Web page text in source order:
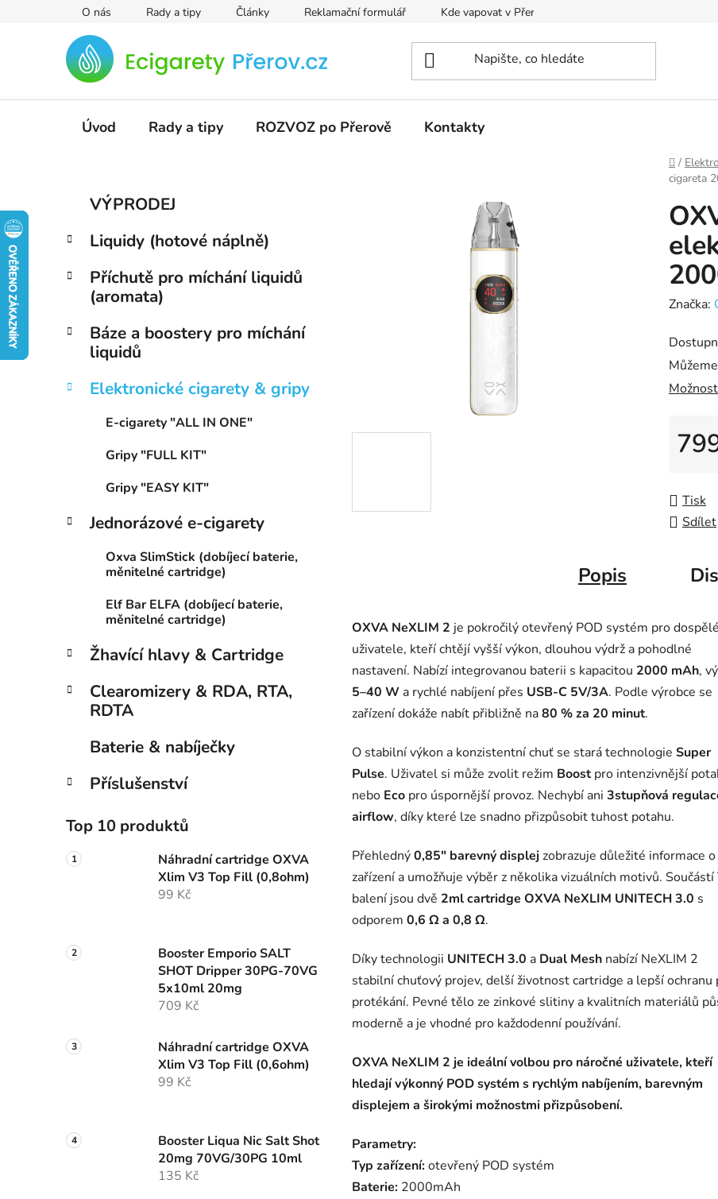
O nás Rady a tipy Články Reklamační formulář Kde vapovat v Přerově?
Úvod Rady a tipy ROZVOZ po Přerově Kontakty
Domů
/
cigareta
s
r
n
p
Přeskočit
kategorie
e
o
e
VÝPRODEJ
Liquidy (hotové náplně)
Příchutě pro míchání liquidů
(aromata)
Báze a boostery pro míchání
liquidů
Elektronické cigarety & gripy
E-cigarety "ALL IN ONE"
Gripy "FULL KIT"
Gripy "EASY KIT"
Jednorázové e-cigarety
Oxva SlimStick (dobíjecí baterie,
měnitelné cartridge)
Elf Bar ELFA (dobíjecí baterie,
měnitelné cartridge)
Žhavící hlavy & Cartridge
Clearomizery & RDA, RTA,
RDTA
Baterie & nabíječky
Příslušenství
Top 10 produktů
Náhradní cartridge OXVA
Xlim V3 Top Fill (0,8ohm)
99 Kč
Booster Emporio SALT
SHOT Dripper 30PG-70VG
5x10ml 20mg
709 Kč
Náhradní cartridge OXVA
Xlim V3 Top Fill (0,6ohm)
99 Kč
Booster Liqua Nic Salt Shot
20mg 70VG/30PG 10ml
135 Kč
Značka:
Tisk
Sdílet
Popis
OXVA NeXLIM 2 je pokročilý otevřený POD systém pro dospělé
uživatele, kteří chtějí vyšší výkon, dlouhou výdrž a pohodlné
nastavení. Nabízí integrovanou baterii s kapacitou 2000 mAh,
5–40 W a rychlé nabíjení přes USB-C 5V/3A. Podle výrobce se
zařízení dokáže nabít přibližně na80 % za 20 minut.
O stabilní výkon a konzistentní chuť se stará technologie Super
Pulse. Uživatel si může zvolit režim Boostpro intenzivnější
nebo Eco pro úspornější provoz. Nechybí ani 3stupňová
airflow, díky které lze snadno přizpůsobit tuhost potahu.
Přehledný0,85" barevný displejzobrazuje důležité informace o
zařízení a umožňuje výběr z několika vizuálních motivů. Součástí
balení jsou dvě 2ml cartridge OXVA NeXLIM UNITECH 3.0 s
odporem 0,6 Ω a 0,8 Ω.
Díky technologii UNITECH 3.0 a Dual Mesh nabízí NeXLIM 2
stabilní chuťový projev, delší životnost cartridge a lepší ochranu
protékání. Pevné tělo ze zinkové slitiny a kvalitních materiálů
moderně a je vhodné pro každodenní používání.
OXVA NeXLIM 2 je ideální volbou pro náročné uživatele, kteří
hledají výkonný POD systém s rychlým nabíjením, barevným
displejem a širokými možnostmi přizpůsobení.
Parametry:
Typ zařízení:otevřený POD systém
Baterie: 2000mAh